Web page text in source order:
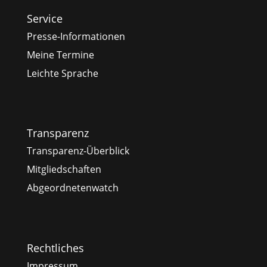
Service
Presse-Informationen
Meine Termine
Leichte Sprache
Transparenz
Transparenz-Überblick
Mitgliedschaften
Abgeordnetenwatch
Rechtliches